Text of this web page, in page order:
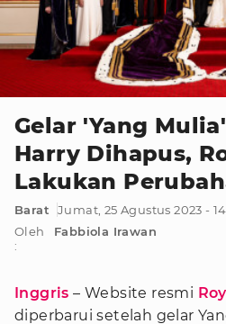
Gelar 'Yang
Harry Dihapus,
Lakukan
Barat
Jumat, 25 Agustus 2023 -
Oleh
:
Fabbiola Irawan
Inggris – Website resmi
diperbarui setelah gelar